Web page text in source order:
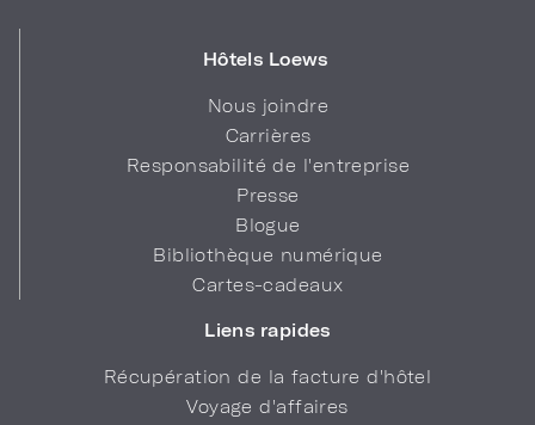
Hôtels Loews
Nous joindre
Carrières
Responsabilité de l'entreprise
Presse
Blogue
Bibliothèque numérique
Cartes-cadeaux
Liens rapides
Récupération de la facture d'hôtel
Voyage d'affaires